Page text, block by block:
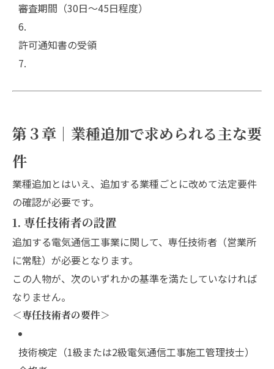
審査期間（30日〜45日程度）
許可通知書の受領
第３章｜業種追加で求められる主な要
件
業種追加とはいえ、追加する業種ごとに改めて法定要件
の確認が必要です。
1. 専任技術者の設置
追加する電気通信工事業に関して、専任技術者（営業所
に常駐）が必要となります。
この人物が、次のいずれかの基準を満たしていなければ
なりません。
＜専任技術者の要件＞
技術検定（1級または2級電気通信工事施工管理技士）